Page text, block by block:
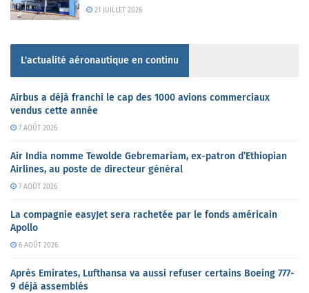
21 JUILLET 2026
L'actualité aéronautique en continu
Airbus a déjà franchi le cap des 1000 avions commerciaux
vendus cette année
7 AOÛT 2026
Air India nomme Tewolde Gebremariam, ex-patron d’Ethiopian
Airlines, au poste de directeur général
7 AOÛT 2026
La compagnie easyJet sera rachetée par le fonds américain
Apollo
6 AOÛT 2026
Après Emirates, Lufthansa va aussi refuser certains Boeing 777-
9 déjà assemblés